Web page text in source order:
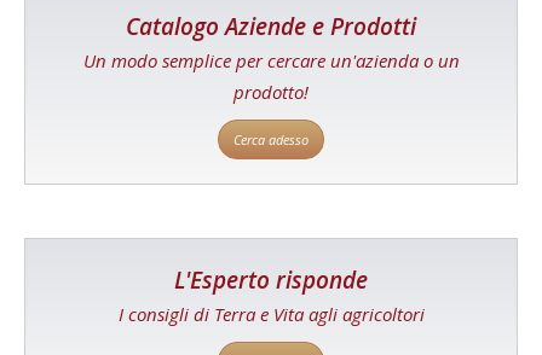
Catalogo Aziende e Prodotti
Un modo semplice per cercare un'azienda o un
prodotto!
Cerca adesso
L'Esperto risponde
I consigli di Terra e Vita agli agricoltori